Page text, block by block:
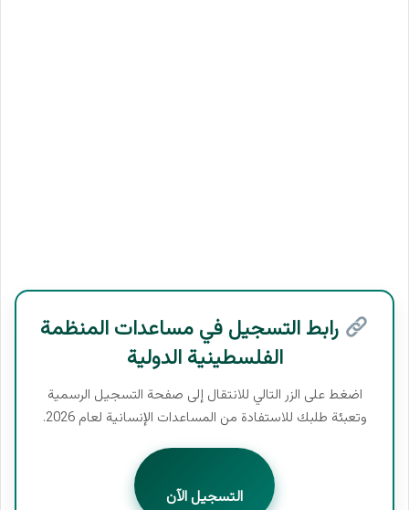
رابط التسجيل في مساعدات المنظمة
الفلسطينية الدولية
اضغط على الزر التالي للانتقال إلى صفحة التسجيل الرسمية
وتعبئة طلبك للاستفادة من المساعدات الإنسانية لعام 2026.
التسجيل الآن